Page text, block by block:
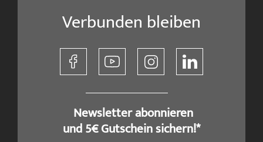
Verbunden bleiben
​ Newsletter abonnieren
und 5€ Gutschein sichern!*